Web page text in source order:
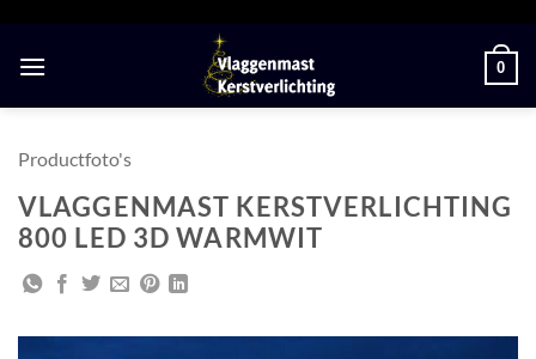
inhoud
0
Productfoto's
VLAGGENMAST KERSTVERLICHTING
800 LED 3D WARMWIT